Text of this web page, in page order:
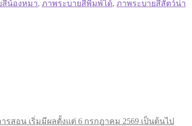
สีน้องหมา, ภาพระบายสีพิมพ์ได้, ภาพระบายสีสัตว์น่า
อน เริ่มมีผลตั้งแต่ 6 กรกฎาคม 2569 เป็นต้นไป